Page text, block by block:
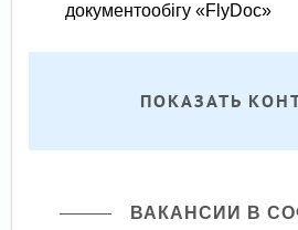
документообігу «FlyDoc»
ПОКАЗАТЬ
ВАКАНСИИ В